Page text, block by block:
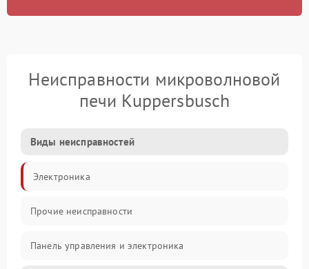
Неисправности микроволновой
печи Kuppersbusch
Виды неисправностей
Электроника
Прочие неисправности
Панель управления и электроника